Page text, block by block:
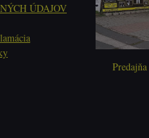
ÚDAJOV
Predajňa